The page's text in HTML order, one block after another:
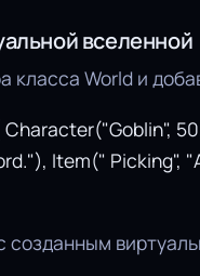
вселенной
класса World и
Item(" Picking",
созданным